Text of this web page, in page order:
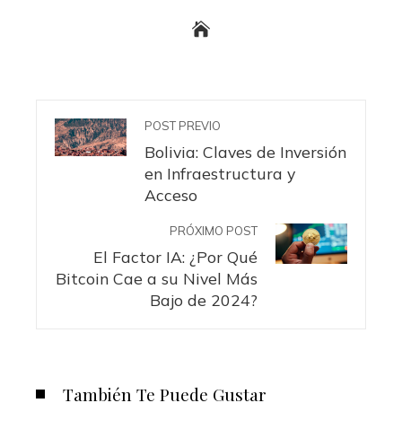
POST PREVIO
Bolivia: Claves de Inversión
en Infraestructura y
Acceso
PRÓXIMO POST
El Factor IA: ¿Por Qué
Bitcoin Cae a su Nivel Más
Bajo de 2024?
También Te Puede Gustar